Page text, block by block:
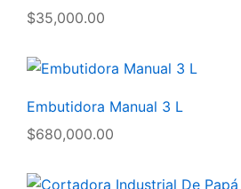
$35,000.00
Embutidora Manual 3 L
$680,000.00